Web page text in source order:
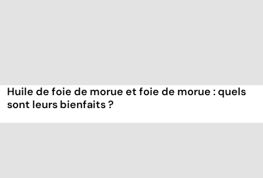
Huile de foie de morue et foie de morue : quels
sont leurs bienfaits ?